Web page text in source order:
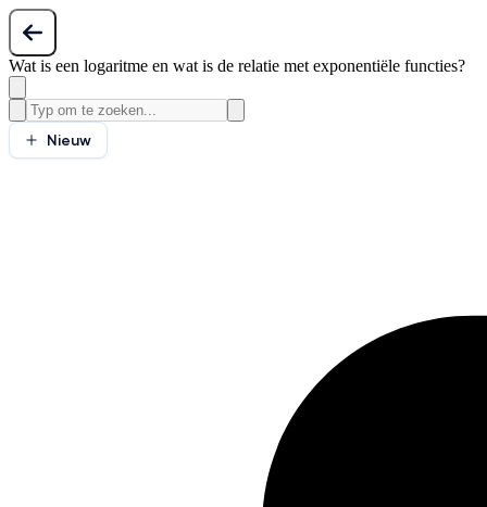
Wat is een logaritme en wat is de relatie met exponentiële functies?
Nieuw